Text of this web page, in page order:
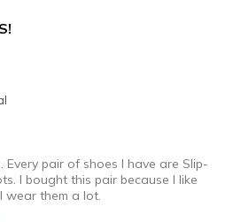
Every pair of shoes I have are Slip-
I bought this pair because I like
wear them a lot.